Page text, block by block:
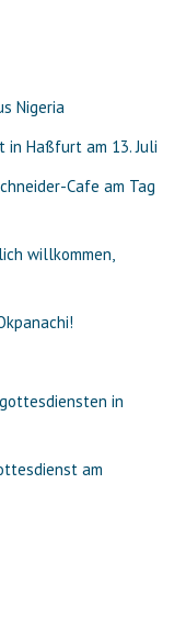
Nigeria
in Haßfurt am 13. Juli
Cafe am Tag
willkommen,
in
am